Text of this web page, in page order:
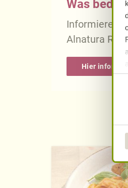
Was
Informieren
Alnatura
Hier